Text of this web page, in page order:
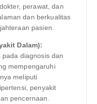
perawat, dan
dan berkualitas
pasien.
Dalam):
diagnosis dan
mempengaruhi
meliputi
penyakit
pencernaan.